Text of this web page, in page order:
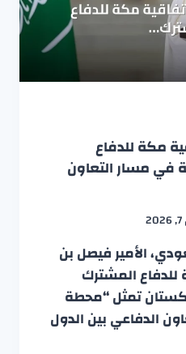
مكة للدفاع
في مسار التعاون
الأمير فيصل بن
للدفاع المشترك
تمثل “محطة
الدفاعي بين الدول